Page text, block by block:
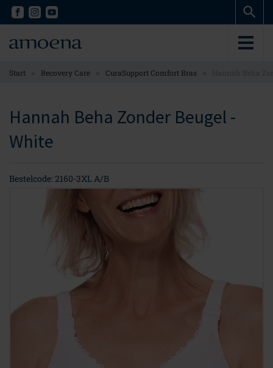
Skip
content
Skip
content
Start > Recovery Care > CuraSupport Comfort Bras >
Hannah Beha Zonder Beugel -
White
Bestelcode: 2160-3XL A/B